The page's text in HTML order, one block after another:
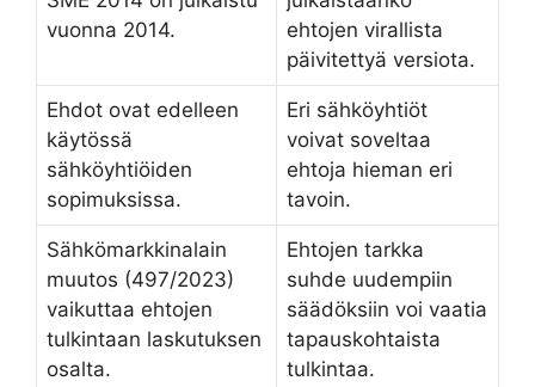
vuonna 2014.
ehtojen virallista
päivitettyä versiota.
Ehdot ovat edelleen
käytössä
sähköyhtiöiden
sopimuksissa.
Eri sähköyhtiöt
voivat soveltaa
ehtoja hieman eri
tavoin.
Sähkömarkkinalain
muutos (497/2023)
vaikuttaa ehtojen
tulkintaan laskutuksen
osalta.
Ehtojen tarkka
suhde uudempiin
säädöksiin voi vaatia
tapauskohtaista
tulkintaa.